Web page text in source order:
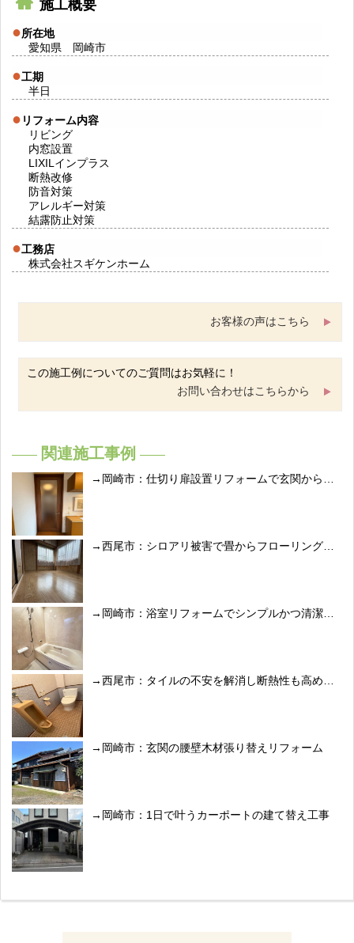
施工概要
所在地
愛知県 岡崎市
工期
半日
リフォーム内容
リビング
内窓設置
LIXILインプラス
断熱改修
防音対策
アレルギー対策
結露防止対策
工務店
株式会社スギケンホーム
お客様の声はこちら
この施工例についてのご質問はお気軽に！
お問い合わせはこちらから
関連施工事例
岡崎市：仕切り扉設置リフォームで玄関からの冷気をシャットアウト
西尾市：シロアリ被害で畳からフローリングへ修復リフォーム
岡崎市：浴室リフォームでシンプルかつ清潔感のある空間へ
西尾市：タイルの不安を解消し断熱性も高めたトイレリフォーム
岡崎市：玄関の腰壁木材張り替えリフォーム
岡崎市：1日で叶うカーポートの建て替え工事